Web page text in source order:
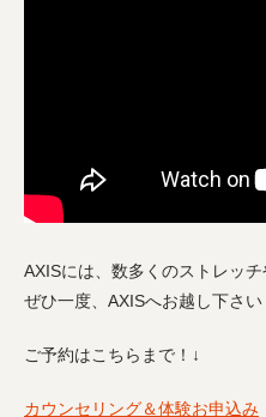
AXISには、数多くのストレッ
ぜひ一度、AXISへお越し下さい
ご予約はこちらまで！↓
カウンセリング＆体験お申込み